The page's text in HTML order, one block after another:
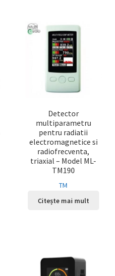
Detector
multiparametru
pentru radiatii
electromagnetice si
radiofrecventa,
triaxial – Model ML-
TM190
TM
Citește mai mult